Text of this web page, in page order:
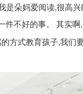
是朵妈爱阅读,很高
不好的事。 其实
方式教育孩子,我们